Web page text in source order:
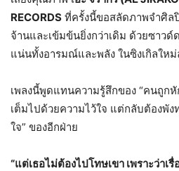
RECORDS ที่ครั้งนี้ขอสลัดภาพจำศิล
จ้านและเข้มข้นยิ่งกว่าเดิม ด้วยซาว
แน่นทั้งอารมณ์และพลัง ในซิงเกิลใหม่
เพลงนี้พูดแทนความรู้สึกของ “คนถูก
เต็มไปด้วยความไว้ใจ แต่กลับต้องพัง
ใจ” ของอีกฝ่าย
“แต่เธอไม่ต้องไปโทษเขา เพราะว่าเ